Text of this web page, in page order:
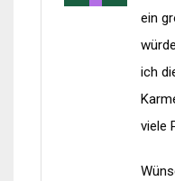
ein
ich
viele